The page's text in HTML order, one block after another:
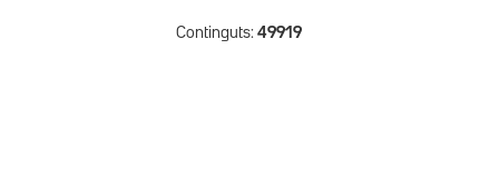
Continguts: 49919